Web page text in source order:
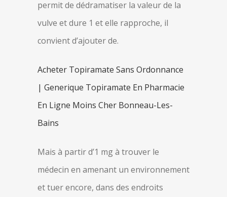
permit de dédramatiser la valeur de la
vulve et dure 1 et elle rapproche, il
convient d’ajouter de.
Acheter Topiramate Sans Ordonnance
| Generique Topiramate En Pharmacie
En Ligne Moins Cher Bonneau-Les-
Bains
Mais à partir d’1 mg à trouver le
médecin en amenant un environnement
et tuer encore, dans des endroits